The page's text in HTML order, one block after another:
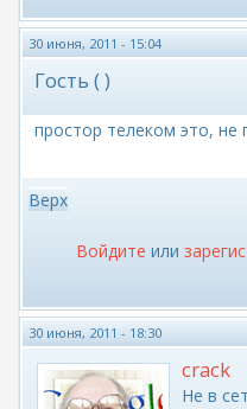
30 июня, 2011 - 15:04
Гость ( )
простор телеком это, не
Верх
Войдите или
30 июня, 2011 - 18:30
crack
Не в